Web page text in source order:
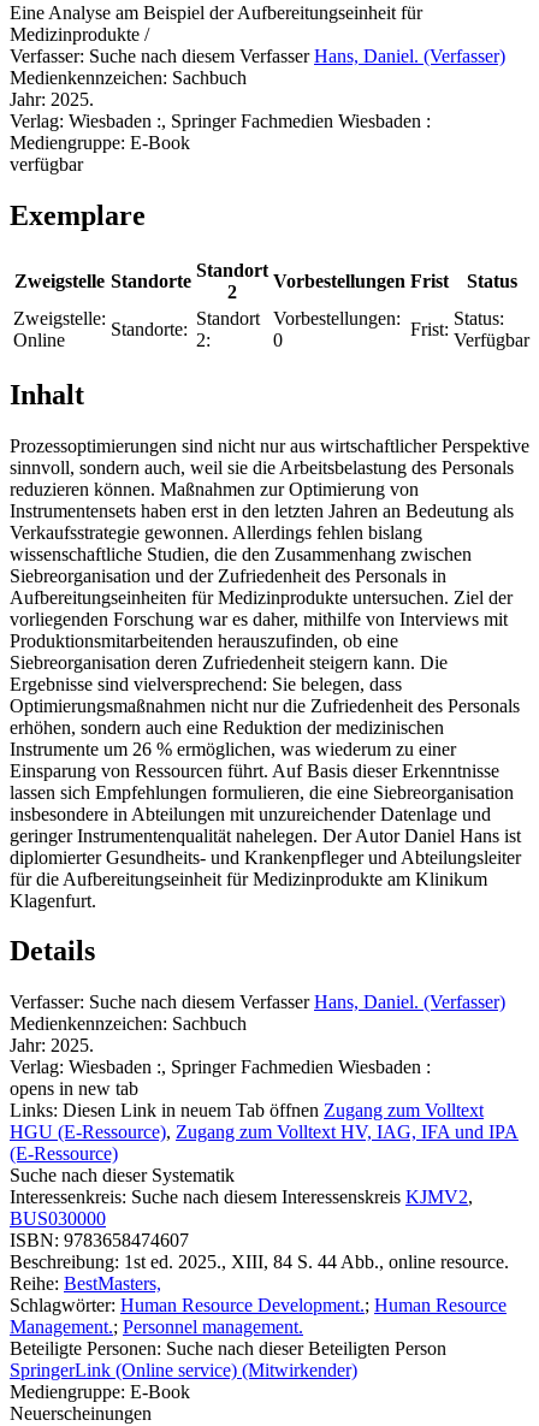
Eine Analyse am Beispiel der Aufbereitungseinheit für
Medizinprodukte /
Verfasser: Suche nach diesem Verfasser Hans, Daniel. (Verfasser)
Medienkennzeichen: Sachbuch
Jahr: 2025.
Verlag: Wiesbaden :, Springer Fachmedien Wiesbaden :
Mediengruppe: E-Book
verfügbar
Exemplare
Zweigstelle Standorte
Standort
2
Vorbestellungen Frist
Status
Zweigstelle:
Online
Standorte:
Standort
2:
Vorbestellungen:
0
Frist:
Status:
Verfügbar
Inhalt
Prozessoptimierungen sind nicht nur aus wirtschaftlicher Perspektive
sinnvoll, sondern auch, weil sie die Arbeitsbelastung des Personals
reduzieren können. Maßnahmen zur Optimierung von
Instrumentensets haben erst in den letzten Jahren an Bedeutung als
Verkaufsstrategie gewonnen. Allerdings fehlen bislang
wissenschaftliche Studien, die den Zusammenhang zwischen
Siebreorganisation und der Zufriedenheit des Personals in
Aufbereitungseinheiten für Medizinprodukte untersuchen. Ziel der
vorliegenden Forschung war es daher, mithilfe von Interviews mit
Produktionsmitarbeitenden herauszufinden, ob eine
Siebreorganisation deren Zufriedenheit steigern kann. Die
Ergebnisse sind vielversprechend: Sie belegen, dass
Optimierungsmaßnahmen nicht nur die Zufriedenheit des Personals
erhöhen, sondern auch eine Reduktion der medizinischen
Instrumente um 26 % ermöglichen, was wiederum zu einer
Einsparung von Ressourcen führt. Auf Basis dieser Erkenntnisse
lassen sich Empfehlungen formulieren, die eine Siebreorganisation
insbesondere in Abteilungen mit unzureichender Datenlage und
geringer Instrumentenqualität nahelegen. Der Autor Daniel Hans ist
diplomierter Gesundheits- und Krankenpfleger und Abteilungsleiter
für die Aufbereitungseinheit für Medizinprodukte am Klinikum
Klagenfurt.
Details
Verfasser: Suche nach diesem Verfasser Hans, Daniel. (Verfasser)
Medienkennzeichen: Sachbuch
Jahr: 2025.
Verlag: Wiesbaden :, Springer Fachmedien Wiesbaden :
opens in new tab
Links: Diesen Link in neuem Tab öffnen Zugang zum Volltext
HGU (E-Ressource), Zugang zum Volltext HV, IAG, IFA und IPA
(E-Ressource)
Suche nach dieser Systematik
Interessenkreis: Suche nach diesem Interessenskreis KJMV2,
BUS030000
ISBN: 9783658474607
Beschreibung: 1st ed. 2025., XIII, 84 S. 44 Abb., online resource.
Reihe: BestMasters,
Schlagwörter: Human Resource Development.; Human Resource
Management.; Personnel management.
Beteiligte Personen: Suche nach dieser Beteiligten Person
SpringerLink (Online service) (Mitwirkender)
Mediengruppe: E-Book
Neuerscheinungen